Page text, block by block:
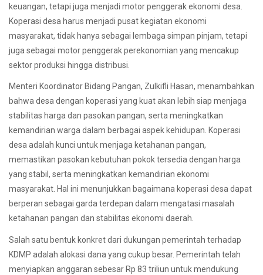
keuangan, tetapi juga menjadi motor penggerak ekonomi desa.
Koperasi desa harus menjadi pusat kegiatan ekonomi
masyarakat, tidak hanya sebagai lembaga simpan pinjam, tetapi
juga sebagai motor penggerak perekonomian yang mencakup
sektor produksi hingga distribusi.
Menteri Koordinator Bidang Pangan, Zulkifli Hasan, menambahkan
bahwa desa dengan koperasi yang kuat akan lebih siap menjaga
stabilitas harga dan pasokan pangan, serta meningkatkan
kemandirian warga dalam berbagai aspek kehidupan. Koperasi
desa adalah kunci untuk menjaga ketahanan pangan,
memastikan pasokan kebutuhan pokok tersedia dengan harga
yang stabil, serta meningkatkan kemandirian ekonomi
masyarakat. Hal ini menunjukkan bagaimana koperasi desa dapat
berperan sebagai garda terdepan dalam mengatasi masalah
ketahanan pangan dan stabilitas ekonomi daerah.
Salah satu bentuk konkret dari dukungan pemerintah terhadap
KDMP adalah alokasi dana yang cukup besar. Pemerintah telah
menyiapkan anggaran sebesar Rp 83 triliun untuk mendukung